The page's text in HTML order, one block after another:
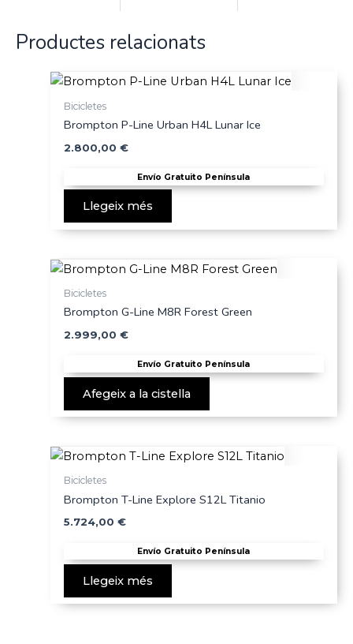
Productes relacionats
Bicicletes
Brompton P-Line Urban H4L Lunar Ice
2.800,00€
Envío Gratuito Península
Llegeix més
Bicicletes
Brompton G-Line M8R Forest Green
2.999,00€
Envío Gratuito Península
Afegeix a la cistella
Bicicletes
Brompton T-Line Explore S12L Titanio
5.724,00€
Envío Gratuito Península
Llegeix més